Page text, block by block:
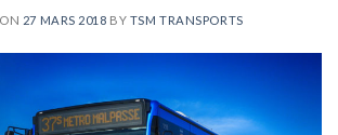
27 MARS 2018 BY TSM TRANSPORTS